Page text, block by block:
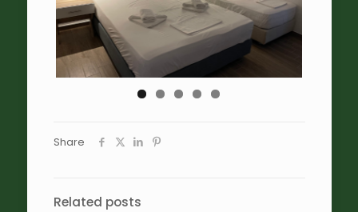
Share
Related posts